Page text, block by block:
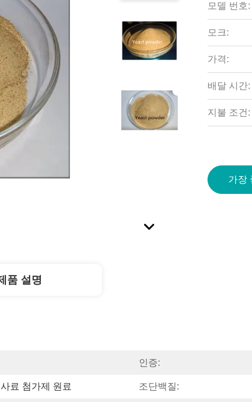
모델 번호:
모크:
가격:
배달 시간:
지불 조건:
가장
품 설명
인증:
료 첨가제 원료 조단백질: